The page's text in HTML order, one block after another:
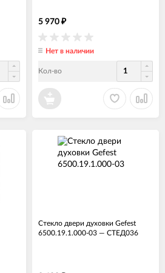
5 970 ₽
Нет в наличии
Кол-во
Стекло двери духовки Gefest
6500.19.1.000-03 — СТЕД036